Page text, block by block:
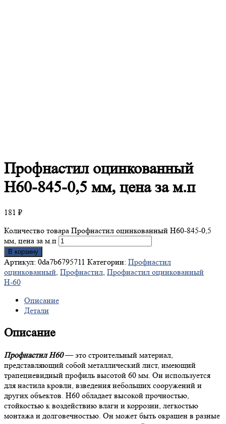
Профнастилоцинкованный
Н60-845-0,5 мм, цена за м.п
181 ₽
Количество товара Профнастил оцинкованный Н60-845-0,5
мм, цена за м.п
В корзину
Артикул: 0da7b6795711 Категории: Профнастил
оцинкованный, Профнастил, Профнастил оцинкованный
Н-60
Описание
Детали
Описание
Профнастил Н60 — это строительный материал,
представляющий собой металлический лист, имеющий
трапециевидный профиль высотой 60 мм. Он используется
для настила кровли, взведения небольших сооружений и
других объектов. Н60 обладает высокой прочностью,
стойкостью к воздействию влаги и коррозии, легкостью
монтажа и долговечностью. Он может быть окрашен в разные